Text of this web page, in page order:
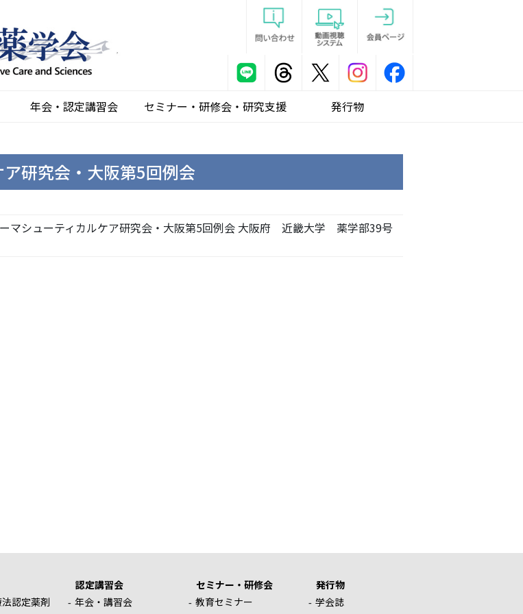
年会・認定講習会 セミナー・研修会・研究支援 発行物
研究会・大阪第5回例会
マシューティカルケア研究会・大阪第5回例会 大阪府 近畿大学 薬学部39号
認定薬剤
認定講習会
年会・講習会
セミナー・研修会
教育セミナー
発行物
学会誌